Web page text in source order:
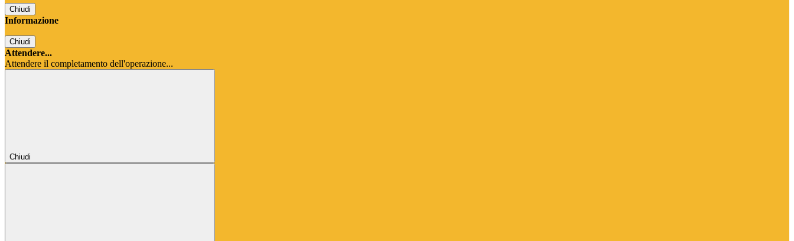
Chiudi
Informazione
Chiudi
Attendere...
Attendere il completamento dell'operazione...
Chiudi